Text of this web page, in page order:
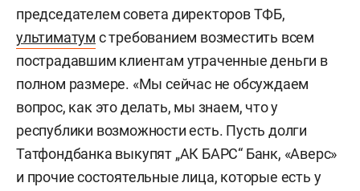
председателем совета директоров ТФБ,
ультиматум с требованием возместить всем
пострадавшим клиентам утраченные деньги в
полном размере. «Мы сейчас не обсуждаем
вопрос, как это делать, мы знаем, что у
республики возможности есть. Пусть долги
Татфондбанка выкупят „АК БАРС“ Банк, «Аверс»
и прочие состоятельные лица, которые есть у